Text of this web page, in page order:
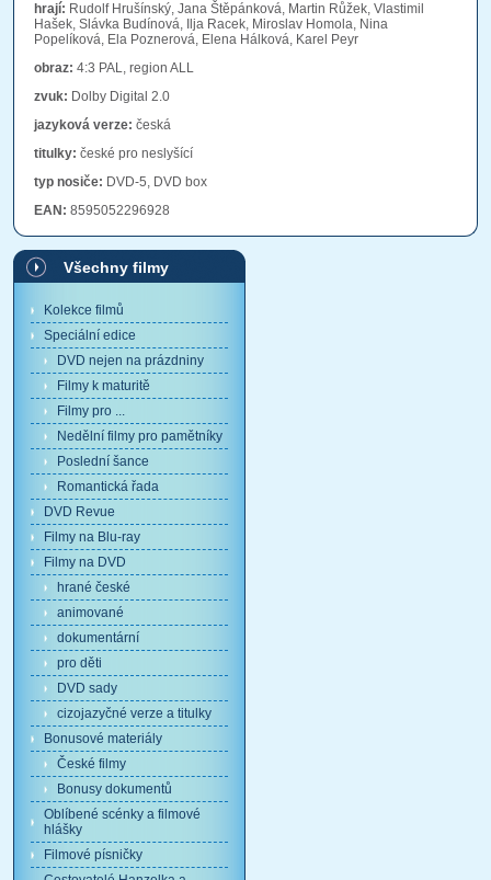
hrají: Rudolf Hrušínský, Jana Štěpánková, Martin Růžek, Vlastimil
Hašek, Slávka Budínová, Ilja Racek, Miroslav Homola, Nina
Popelíková, Ela Poznerová, Elena Hálková, Karel Peyr
obraz: 4:3 PAL, region ALL
zvuk: Dolby Digital 2.0
jazyková verze: česká
titulky: české pro neslyšící
typ nosiče: DVD-5, DVD box
EAN: 8595052296928
Všechny filmy
Kolekce filmů
Speciální edice
DVD nejen na prázdniny
Filmy k maturitě
Filmy pro ...
Nedělní filmy pro pamětníky
Poslední šance
Romantická řada
DVD Revue
Filmy na Blu-ray
Filmy na DVD
hrané české
animované
dokumentární
pro děti
DVD sady
cizojazyčné verze a titulky
Bonusové materiály
České filmy
Bonusy dokumentů
Oblíbené scénky a filmové
hlášky
Filmové písničky